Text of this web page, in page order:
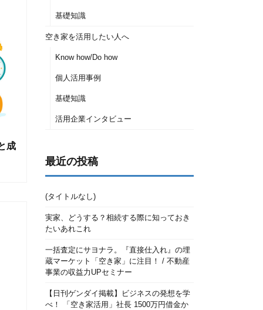
成
基礎知識
空き家を活用したい人へ
Know how/Do how
個人活用事例
基礎知識
活用企業インタビュー
最近の投稿
(タイトルなし)
実家、どうする？相続する際に知っておき
たいあれこれ
一括査定にサヨナラ。『直接仕入れ』の埋
蔵マーケット「空き家」に注目！ / 不動産
事業の収益力UPセミナー
【日刊ゲンダイ掲載】ビジネスの発想を学
べ！ 「空き家活用」社長 1500万円借金か